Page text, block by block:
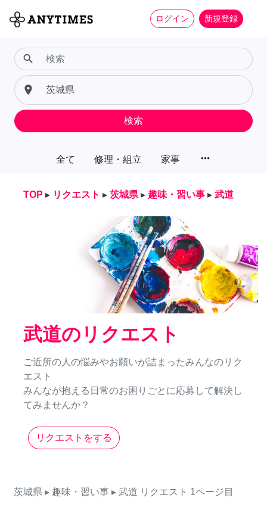
ログイン 新規登録
全て 修理・組立 家事 more_horiz
search
place
検索
TOP ▸ リクエスト ▸ 茨城県 ▸ 趣味・習い事 ▸ 武道
武道のリクエスト
ご近所の人の悩みやお願いが詰まったみんなのリク
エスト
みんなが抱える日常のお困りごとに応募して解決し
てみませんか？
リクエストをする
茨城県 ▸ 趣味・習い事 ▸ 武道 リクエスト 1ページ目